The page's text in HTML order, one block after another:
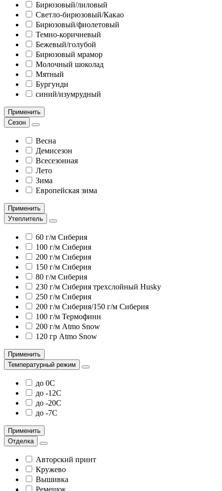
Бирюзовый/лиловый
Светло-бирюзовый/Какао
Бирюзовый/фиолетовый
Темно-коричневый
Бежевый/голубой
Бирюзовый мрамор
Молочный шоколад
Мятный
Бургунди
синий/изумрудный
Применить
Сезон
Весна
Демисезон
Всесезонная
Лето
Зима
Европейская зима
Применить
Утеплитель
60 г/м Сиберия
100 г/м Сиберия
200 г/м Сиберия
150 г/м Сиберия
80 г/м Сиберия
230 г/м Сиберия трехслойный Husky
250 г/м Сиберия
200 г/м Сиберия/150 г/м Сиберия
100 г/м Термофинн
200 г/м Atmo Snow
120 гр Atmo Snow
Применить
Температурный режим
до 0С
до -12С
до -20С
до -7С
Применить
Отделка
Авторский принт
Кружево
Вышивка